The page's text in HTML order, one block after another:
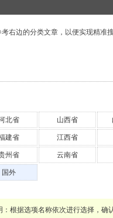
右边的分类文章，以便实现精准
北省 山西省
建省 江西省
州省 云南省
国外
：根据选项名称依次进行选择，确